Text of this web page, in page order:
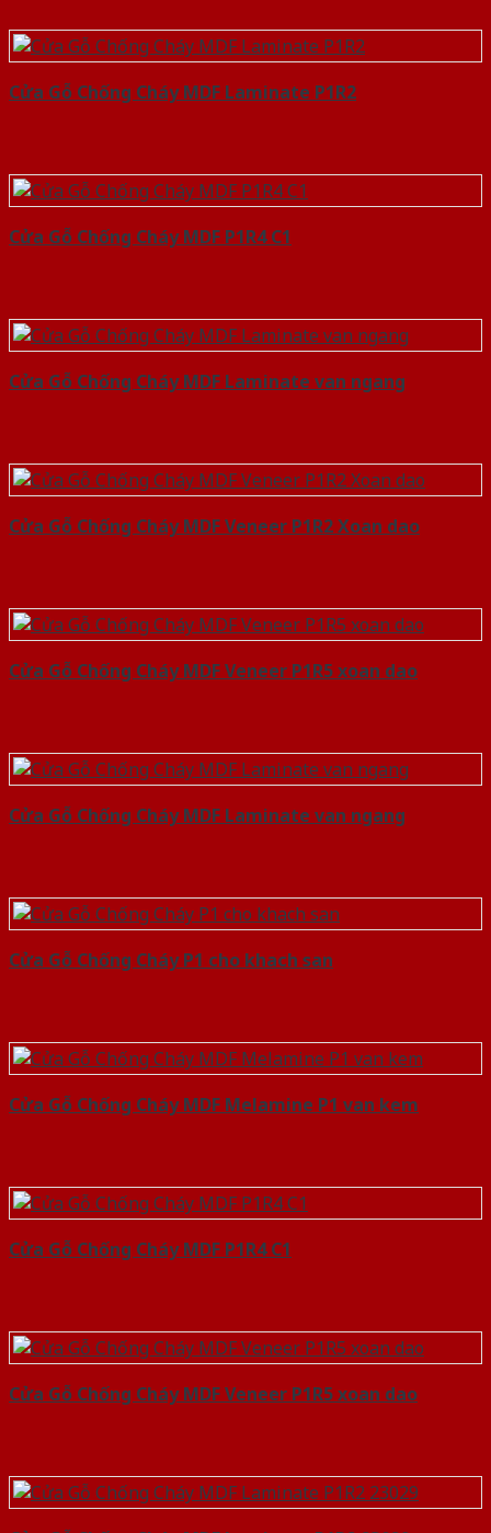
Cửa Gỗ Chống Cháy MDF Laminate P1R2
Cửa Gỗ Chống Cháy MDF P1R4 C1
Cửa Gỗ Chống Cháy MDF Laminate van ngang
Cửa Gỗ Chống Cháy MDF Veneer P1R2 Xoan dao
Cửa Gỗ Chống Cháy MDF Veneer P1R5 xoan dao
Cửa Gỗ Chống Cháy MDF Laminate van ngang
Cửa Gỗ Chống Cháy P1 cho khach san
Cửa Gỗ Chống Cháy MDF Melamine P1 van kem
Cửa Gỗ Chống Cháy MDF P1R4 C1
Cửa Gỗ Chống Cháy MDF Veneer P1R5 xoan dao